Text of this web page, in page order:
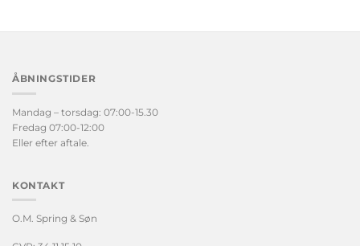
ÅBNINGSTIDER
Mandag – torsdag: 07:00-15.30
Fredag 07:00-12:00
Eller efter aftale.
KONTAKT
O.M. Spring & Søn